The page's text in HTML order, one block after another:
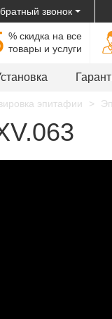
звонок
% cкидка на все
товары и услуги
эпитафии